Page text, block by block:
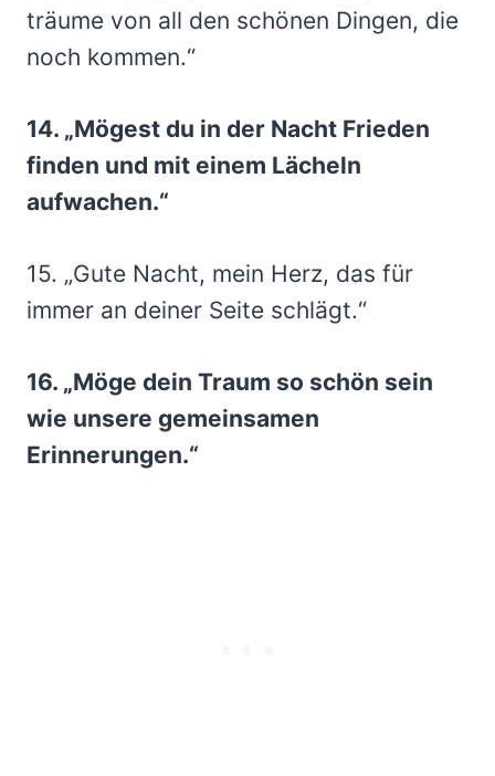
träume von all den schönen Dingen, die
noch kommen.“
14. „Mögest du in der Nacht Frieden
finden und mit einem Lächeln
aufwachen.“
15. „Gute Nacht, mein Herz, das für
immer an deiner Seite schlägt.“
16. „Möge dein Traum so schön sein
wie unsere gemeinsamen
Erinnerungen.“